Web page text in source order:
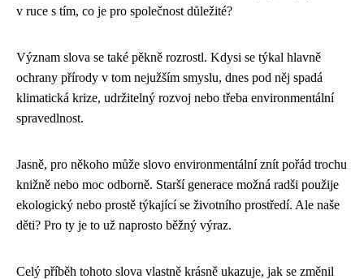
v ruce s tím, co je pro společnost důležité?
Význam slova se také pěkně rozrostl. Kdysi se týkal hlavně
ochrany přírody v tom nejužším smyslu, dnes pod něj spadá
klimatická krize, udržitelný rozvoj nebo třeba environmentální
spravedlnost.
Jasně, pro někoho může slovo environmentální znít pořád trochu
knižně nebo moc odborně. Starší generace možná radši použije
ekologický nebo prostě týkající se životního prostředí. Ale naše
děti? Pro ty je to už naprosto běžný výraz.
Celý příběh tohoto slova vlastně krásně ukazuje, jak se změnil